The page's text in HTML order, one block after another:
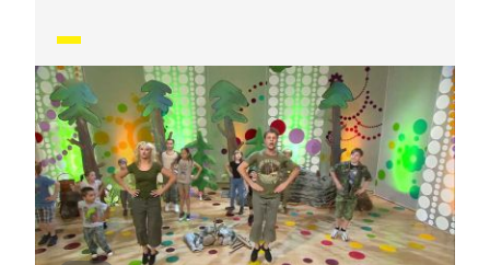
vás inspirovali a udělali z vás krále či královnu
každého tanečního parketu. Dneska si ukážeme,
jak to vypadá, když se tančí tanec sněhuláků.